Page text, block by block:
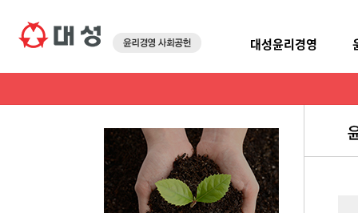
대성윤리경영